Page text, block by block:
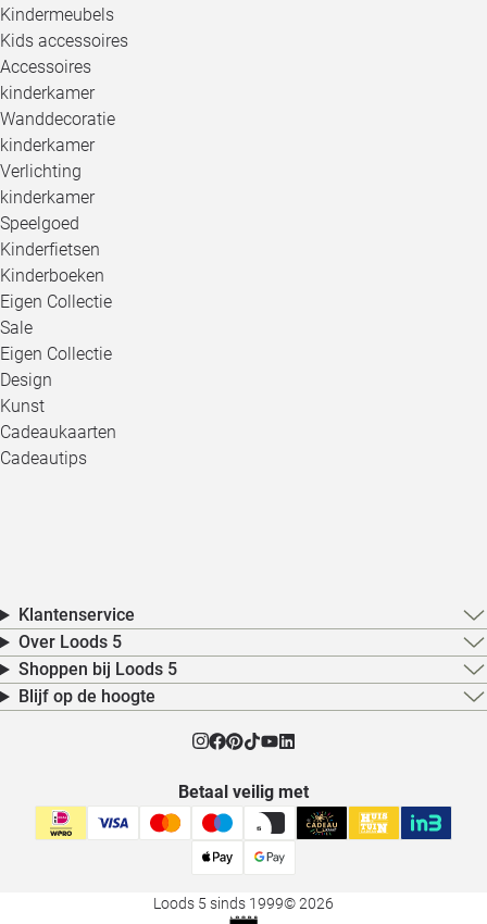
Kindermeubels
Kids accessoires
Accessoires
kinderkamer
Wanddecoratie
kinderkamer
Verlichting
kinderkamer
Speelgoed
Kinderfietsen
Kinderboeken
Eigen Collectie
Sale
Eigen Collectie
Design
Kunst
Cadeaukaarten
Cadeautips
Klantenservice
Over Loods 5
Shoppen bij Loods 5
Blijf op de hoogte
Betaal veilig met
Loods 5 sinds 1999© 2026